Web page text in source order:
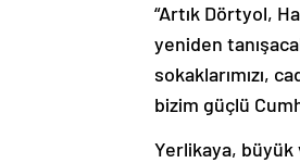
“Artık Dörtyol,
yeniden
sokaklarımızı,
bizim güçlü
Yerlikaya, büyük